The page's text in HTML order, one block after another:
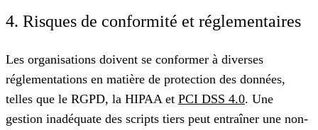
4. Risques de conformité et réglementaires
Les organisations doivent se conformer à diverses
réglementations en matière de protection des données,
telles que le RGPD, la HIPAA et PCI DSS 4.0. Une
gestion inadéquate des scripts tiers peut entraîner une non-